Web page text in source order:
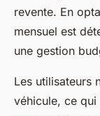
revente. En
mensuel est
une gestion
Les utilisateurs
véhicule, ce